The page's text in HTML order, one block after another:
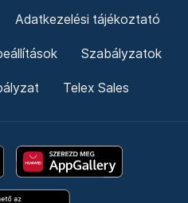
Adatkezelési tájékoztató
Szabályzatok
Telex Sales